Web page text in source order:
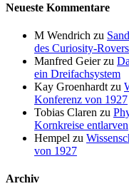
Neueste Kommentare
M Wendrich zu
des Curiosity-
Manfred Geierzu
ein Dreifachsystem
Kay Groenhardt zu
Konferenz von 1927
Tobias Claren zu
Kornkreise entlarven
Hempel zu
von 1927
Archiv